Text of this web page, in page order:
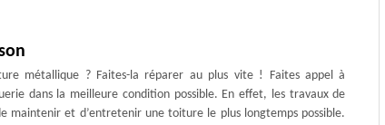
métallique ? Faites-la réparer au plus vite ! Faites appel à
dans la meilleure condition possible. En effet, les travaux de
maintenir et d’entretenir une toiture le plus longtemps possible.